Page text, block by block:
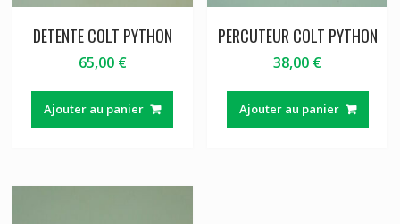
DETENTE COLT PYTHON
65,00 €
Ajouter au panier
PERCUTEUR COLT PYTHON
38,00 €
Ajouter au panier